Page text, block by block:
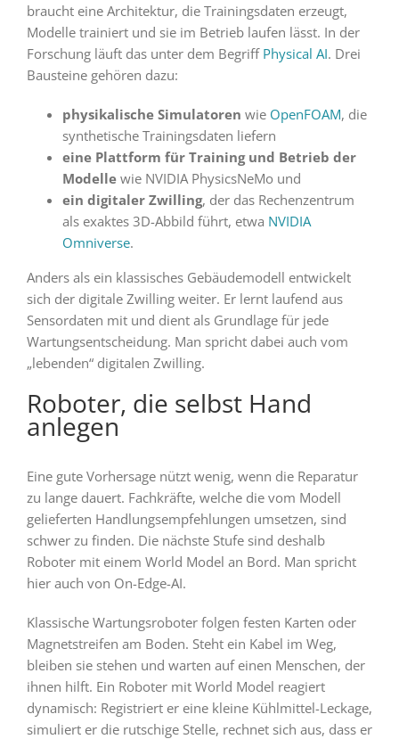
braucht eine Architektur, die Trainingsdaten erzeugt,
Modelle trainiert und sie im Betrieb laufen lässt. In der
Forschung läuft das unter dem Begriff Physical AI. Drei
Bausteine gehören dazu:
physikalische Simulatoren wie OpenFOAM, die
synthetische Trainingsdaten liefern
eine Plattform für Training und Betrieb der
Modellewie NVIDIA PhysicsNeMo und
ein digitaler Zwilling, der das Rechenzentrum
als exaktes 3D-Abbild führt, etwa NVIDIA
Omniverse.
Anders als ein klassisches Gebäudemodell entwickelt
sich der digitale Zwilling weiter. Er lernt laufend aus
Sensordaten mit und dient als Grundlage für jede
Wartungsentscheidung. Man spricht dabei auch vom
„lebenden“ digitalen Zwilling.
Roboter, die selbst Hand
anlegen
Eine gute Vorhersage nützt wenig, wenn die Reparatur
zu lange dauert. Fachkräfte, welche die vom Modell
gelieferten Handlungsempfehlungen umsetzen, sind
schwer zu finden. Die nächste Stufe sind deshalb
Roboter mit einem World Model an Bord. Man spricht
hier auch von On-Edge-AI.
Klassische Wartungsroboter folgen festen Karten oder
Magnetstreifen am Boden. Steht ein Kabel im Weg,
bleiben sie stehen und warten auf einen Menschen, der
ihnen hilft. Ein Roboter mit World Model reagiert
dynamisch: Registriert er eine kleine Kühlmittel-Leckage,
simuliert er die rutschige Stelle, rechnet sich aus, dass er